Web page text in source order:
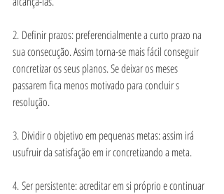
2. Definir prazos: preferencialmente a curto prazo na
sua consecução. Assim torna-se mais fácil conseguir
concretizar os seus planos. Se deixar os meses
passarem fica menos motivado para concluir s
resolução.
3. Dividir o objetivo em pequenas metas: assim irá
usufruir da satisfação em ir concretizando a meta.
4. Ser persistente: acreditar em si próprio e continuar